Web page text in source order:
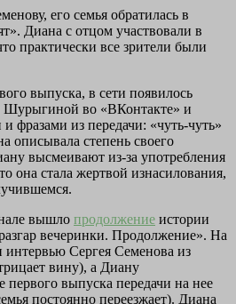
его семья обратилась в
Диана с отцом участвовали в
практически все зрители были
выпуска, в сети появилось
Шурыгиной во «ВКонтакте» и
фразами из передачи: «чуть-чуть»
описывала степень своего
высмеивают из-за употребления
она стала жертвой изнасилования,
вышло продолжение истории
вечеринки. Продолжение». На
интервью Сергея Семенова из
вину), а Диану
первого выпуска передачи на нее
постоянно переезжает). Диана